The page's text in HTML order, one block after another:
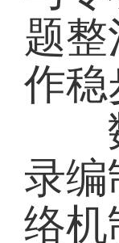
题
作稳
数
录编
络机